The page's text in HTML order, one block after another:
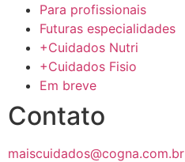
Para profissionais
Futuras especialidades
+Cuidados Nutri
+Cuidados Fisio
Em breve
Contato
maiscuidados@cogna.com.br